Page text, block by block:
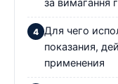
за вимагання
Для чего
показания,
применения